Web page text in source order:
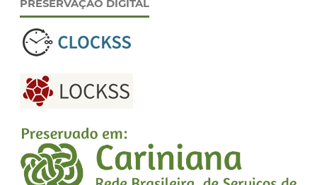
PRESERVAÇÃO DIGITAL